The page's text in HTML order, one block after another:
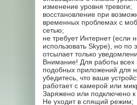
изменение уровня тревоги;
восстановление при
временных проблемах с
сетью;
не требует Интернет (если
использовать Skype), но по
отсылает только
Внимание! Для работы всех
подобных приложений для
убедитесь, что ваше
работает с камерой или
Заряжено или подключено к
Не уходит в спящий режим;